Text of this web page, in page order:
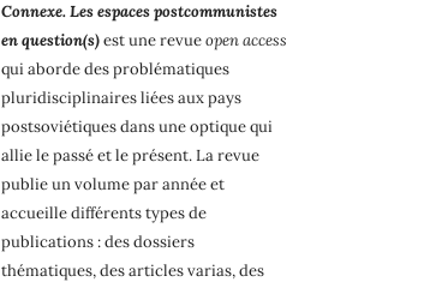
Connexe. Les espaces postcommunistes
en question(s)est une revueopen access
qui aborde des problématiques
pluridisciplinaires liées aux pays
postsoviétiques dans une optique qui
allie le passé et le présent. La revue
publie un volume par année et
accueille différents types de
publications : des dossiers
thématiques, des articles varias, des